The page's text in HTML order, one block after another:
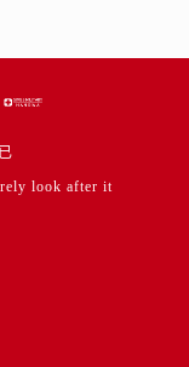
look after it